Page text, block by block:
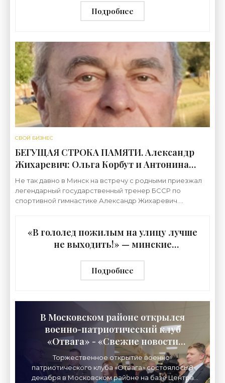
новости строительства»
Подробнее
СВОЙ БИЗНЕС
БЕГУЩАЯ СТРОКА ПАМЯТИ. Александр
Жихаревич: Ольга Корбут и Антонина
Кошель на Олимпиаду в Мюнхене были
включены в последний момент* -
«Свежие новости строительства»
Не так давно в Минск на встречу с родными приезжал
легендарный государственный тренер БССР по
спортивной гимнастике Александр Жихаревич.
«В гололед пожилым на улицу лучше
не выходить!» — минские
строительства»
Подробнее
В Московском районе открылся
военно-патриотический клуб
«Отвага» - «Свежие новости
строительства»
Торжественное открытие военно-
патриотического клуба «Отвага» состоялось 8
декабря в Московском районе на базе Центра